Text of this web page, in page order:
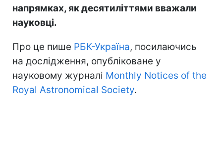
напрямках, як десятиліттями вважали
науковці.
Про це пише РБК-Україна, посилаючись
на дослідження, опубліковане у
науковому журналі Monthly Notices of the
Royal Astronomical Society.